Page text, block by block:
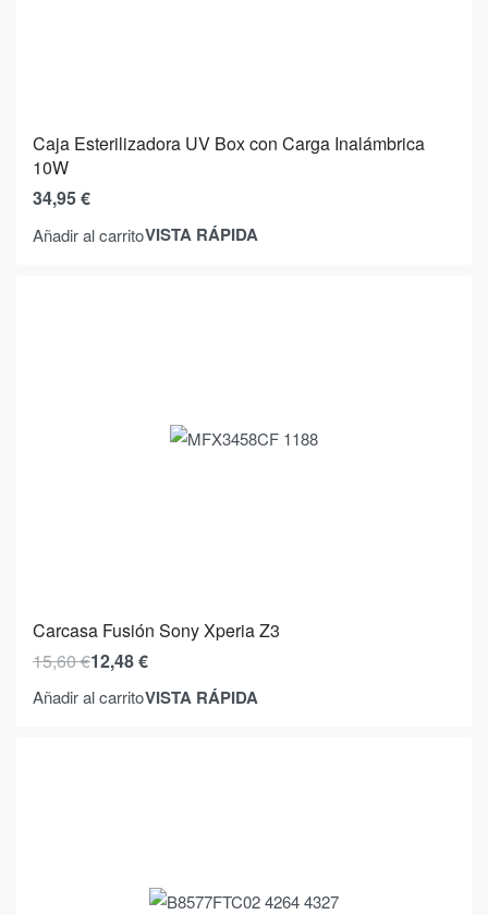
Caja Esterilizadora UV Box con Carga Inalámbrica
10W
34,95€
Añadir al carritoVISTA RÁPIDA
Carcasa Fusión Sony Xperia Z3
15,60€12,48€
Añadir al carritoVISTA RÁPIDA